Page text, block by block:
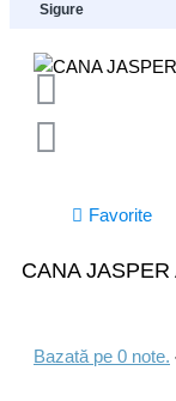
Sigure
Favorite
CANA
Bazată pe 0 note.